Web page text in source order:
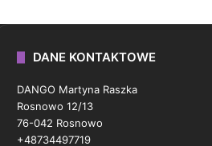
DANE KONTAKTOWE
DANGO Martyna Raszka
Rosnowo 12/13
76-042 Rosnowo
+48734497719